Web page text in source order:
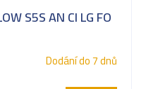
S5S AN CI LG FO
Dodání do 7 dnů